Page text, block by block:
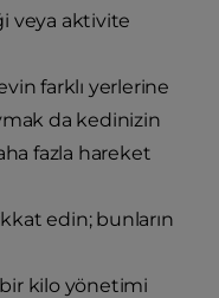
veya aktivite
farklı yerlerine
da kedinizin
fazla hareket
edin; bunların
kilo yönetimi